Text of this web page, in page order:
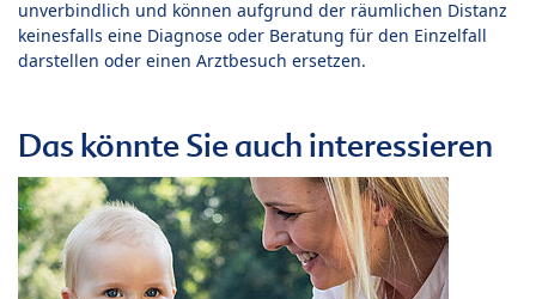
unverbindlich und können aufgrund der räumlichen Distanz
keinesfalls eine Diagnose oder Beratung für den Einzelfall
darstellen oder einen Arztbesuch ersetzen.
Das könnte Sie auch interessieren